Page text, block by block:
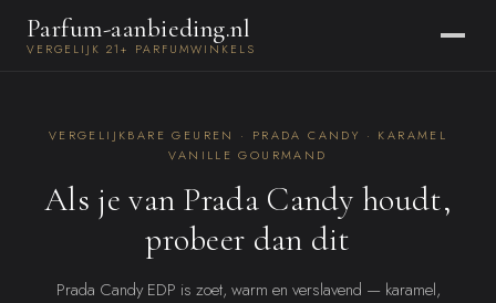
Parfum-aanbieding.nl
VERGELIJK 21+ PARFUMWINKELS
VERGELIJKBARE GEUREN · PRADA CANDY · KARAMEL
VANILLE GOURMAND
Als je van Prada Candy houdt,
probeer dan dit
Prada Candy EDP is zoet, warm en verslavend — karamel,